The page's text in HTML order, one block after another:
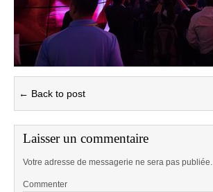
← Back to post
Laisser un commentaire
Votre adresse de messagerie ne sera pas publiée.
Commenter